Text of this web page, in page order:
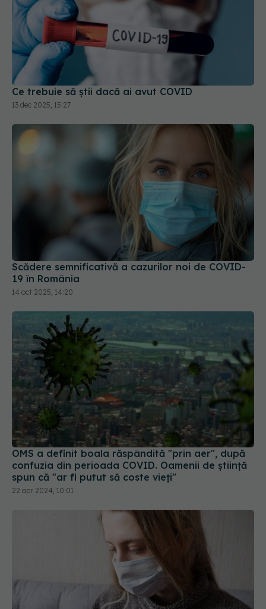
Ce trebuie să știi dacă ai avut COVID
13 dec 2025, 15:27
Scădere semnificativă a cazurilor noi de COVID-
19 în România
OMS a definit boala răspândită "prin aer", după
confuzia din perioada COVID. Oamenii de știință
spun că "ar fi putut să coste vieți"
22 apr 2024, 10:01